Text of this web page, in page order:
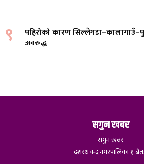
९
पहिरोको कारण
अवरुद्ध
सगुन खबर
सगुन खबर
दशरथचन्द नगरपालिका १